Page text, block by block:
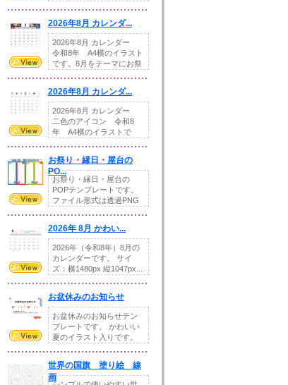
2026年8月 カレンダ...
2026年8月 カレンダー
令和8年 A4横のイラスト
です。8月をテーマにお祭
2026年8月 カレンダ...
2026年8月 カレンダー
二色のアイコン 令和8
年 A4横のイラストで
お祭り・縁日・屋台の
PO...
お祭り・縁日・屋台の
POPテンプレートです。
ファイル形式は透過PNG
2026年 8月 かわい...
2026年（令和8年）8月の
カレンダーです。 サイ
ズ：横1480px 縦1047px...
お盆休みのお知らせ
お盆休みのお知らせテン
プレートです。 かわいい
夏のイラスト入りです。
世界の国旗 塗り絵 線
画